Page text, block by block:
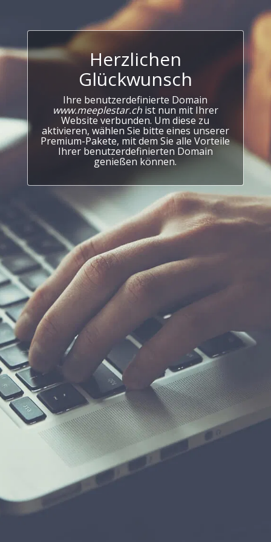
Herzlichen
Glückwunsch
Ihre benutzerdefinierte Domain
www.meeplestar.chist nun mit Ihrer
Website verbunden. Um diese zu
aktivieren, wählen Sie bitte eines unserer
Premium-Pakete, mit dem Sie alle Vorteile
Ihrer benutzerdefinierten Domain
genießen können.